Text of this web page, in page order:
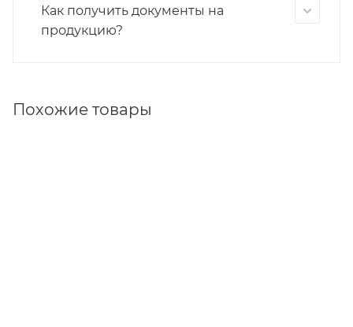
Как получить документы на
продукцию?
Похожие товары